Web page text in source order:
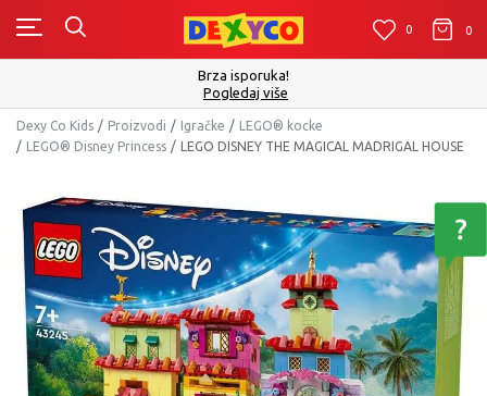
0 0
Brza isporuka!
Pogledaj više
Dexy Co Kids Proizvodi Igračke
LEGO® kocke
LEGO® Disney Princess
LEGO DISNEY THE MAGICAL MADRIGAL HOUSE